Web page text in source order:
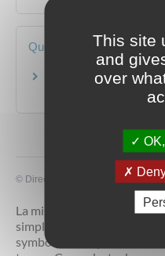
Questions ? Réponses !
Quels sont les
© Direction de l'information légale
La mise à jour du livret de
simple formalité
symboles, marquant
This site
and
over